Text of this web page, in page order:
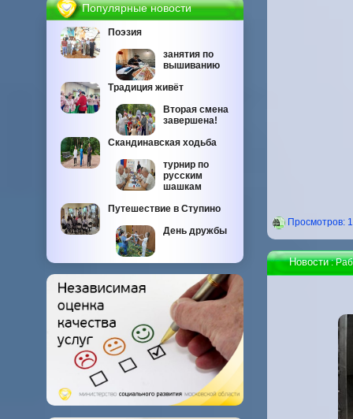
Популярные новости
Поэзия
занятия по
вышиванию
Традиция живёт
Вторая смена
завершена!
Скандинавская ходьба
турнир по
русским
шашкам
Путешествие в Ступино
День дружбы
Проcмотров:
Новости: